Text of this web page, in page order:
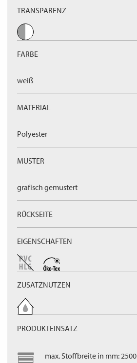
TRANSPARENZ
FARBE
weiß
MATERIAL
Polyester
MUSTER
grafisch gemustert
RÜCKSEITE
EIGENSCHAFTEN
ZUSATZNUTZEN
PRODUKTEINSATZ
max. Stoffbreite in mm: 2500